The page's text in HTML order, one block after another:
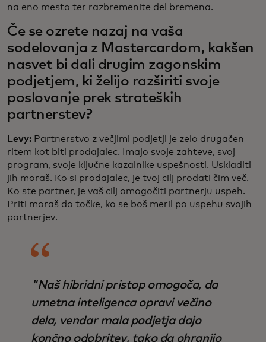
na eno mesto ter razbremenite del bremena.
Če se ozrete nazaj na vaša
sodelovanja z Mastercardom, kakšen
nasvet bi dali drugim zagonskim
podjetjem, ki želijo razširiti svoje
poslovanje prek strateških
partnerstev?
Levy: Partnerstvo z večjimi podjetji je zelo drugačen
ritem kot biti prodajalec. Imajo svoje zahteve, svoj
program, svoje ključne kazalnike uspešnosti. Uskladiti
jih moraš. Ko si prodajalec, je tvoj cilj prodati čim več.
Ko ste partner, je vaš cilj omogočiti partnerju uspeh.
Priti moraš do točke, ko se boš meril po uspehu svojih
partnerjev.
"Naš hibridni pristop omogoča, da
umetna inteligenca opravi večino
dela, vendar mala podjetja dajo
končno odobritev, tako da ohranijo